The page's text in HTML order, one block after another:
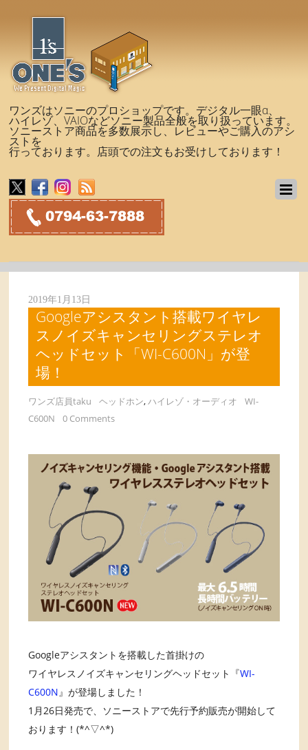
ワンズはソニーのプロショップです。デジタル一眼α、
ハイレゾ、VAIOなどソニー製品全般を取り扱っています。
ソニーストア商品を多数展示し、レビューやご購入のアシ
ストを
行っております。店頭での注文もお受けしております！
2019年1月13日
Googleアシスタント搭載ワイヤレ
スノイズキャンセリングステレオ
ヘッドセット「WI-C600N」が登
場！
ワンズ店員taku ヘッドホン,ハイレゾ・オーディオ
WI-
C600N
0 Comments
Googleアシスタントを搭載した首掛けの
ワイヤレスノイズキャンセリングヘッドセット『WI-
C600N』が登場しました！
1月26日発売で、ソニーストアで先行予約販売が開始して
おります！(*^▽^*)